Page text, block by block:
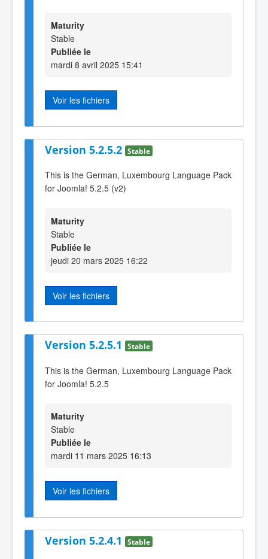
Maturity
Stable
Publiée le
mardi 8 avril 2025 15:41
Voir les fichiers
Version 5.2.5.2 Stable
This is the German, Luxembourg Language Pack
for Joomla! 5.2.5 (v2)
Maturity
Stable
Publiée le
jeudi 20 mars 2025 16:22
Voir les fichiers
Version 5.2.5.1 Stable
This is the German, Luxembourg Language Pack
for Joomla! 5.2.5
Maturity
Stable
Publiée le
mardi 11 mars 2025 16:13
Voir les fichiers
Version 5.2.4.1 Stable